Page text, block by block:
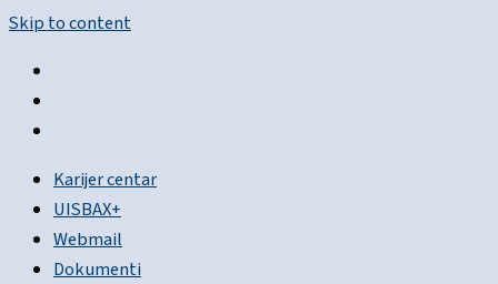
Skip to content
Karijer centar
UISBAX+
Webmail
Dokumenti